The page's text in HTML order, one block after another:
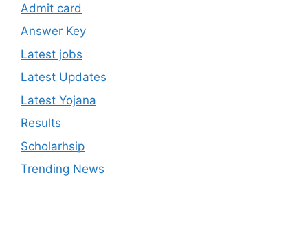
Admit card
Answer Key
Latest jobs
Latest Updates
Latest Yojana
Results
Scholarhsip
Trending News